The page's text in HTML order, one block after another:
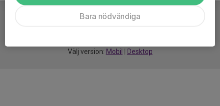
Välj version: Mobil Desktop
Bara nödvändiga